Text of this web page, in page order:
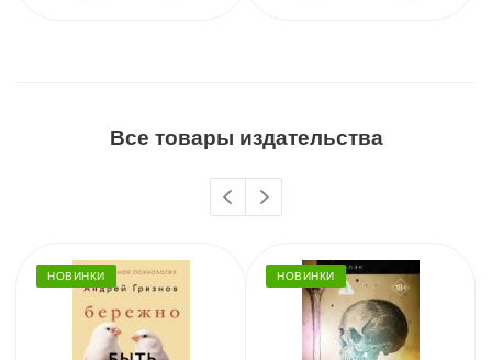
Все товары издательства
НОВИНКИ НОВИНКИ